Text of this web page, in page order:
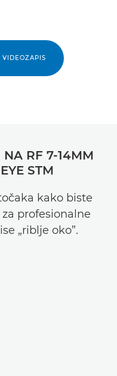
VIDEOZAPIS
NA RF 7-14MM
STM
kako biste
profesionalne
„riblje oko”.